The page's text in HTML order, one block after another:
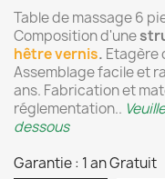
Table de massage 6
Composition d'une
hêtre vernis. Etagère
Assemblage facile et
ans. Fabrication et
réglementation..
dessous
Garantie : 1 an Gratuit